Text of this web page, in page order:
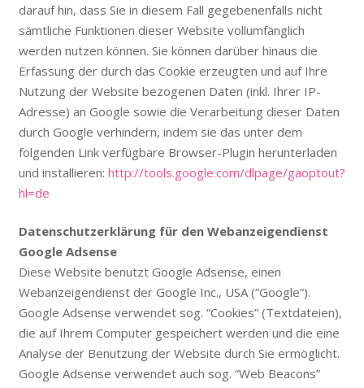
darauf hin, dass Sie in diesem Fall gegebenenfalls nicht
sämtliche Funktionen dieser Website vollumfänglich
werden nutzen können. Sie können darüber hinaus die
Erfassung der durch das Cookie erzeugten und auf Ihre
Nutzung der Website bezogenen Daten (inkl. Ihrer IP-
Adresse) an Google sowie die Verarbeitung dieser Daten
durch Google verhindern, indem sie das unter dem
folgenden Link verfügbare Browser-Plugin herunterladen
und installieren: http://tools.google.com/dlpage/gaoptout?
hl=de
Datenschutzerklärung für den Webanzeigendienst
Google Adsense
Diese Website benutzt Google Adsense, einen
Webanzeigendienst der Google Inc., USA (“Google”).
Google Adsense verwendet sog. “Cookies” (Textdateien),
die auf Ihrem Computer gespeichert werden und die eine
Analyse der Benutzung der Website durch Sie ermöglicht.
Google Adsense verwendet auch sog. “Web Beacons”